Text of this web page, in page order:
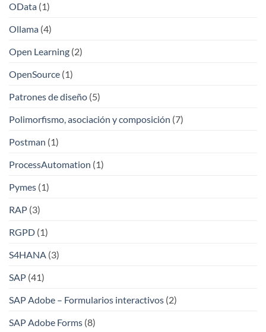
OData (1)
Ollama (4)
Open Learning (2)
OpenSource (1)
Patrones de diseño (5)
Polimorfismo, asociación y composición (7)
Postman (1)
ProcessAutomation (1)
Pymes (1)
RAP (3)
RGPD (1)
S4HANA (3)
SAP (41)
SAP Adobe – Formularios interactivos (2)
SAP Adobe Forms (8)